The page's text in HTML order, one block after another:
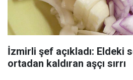
İzmirli şef açıkladı: Eldeki
ortadan kaldıran aşçı sırrı